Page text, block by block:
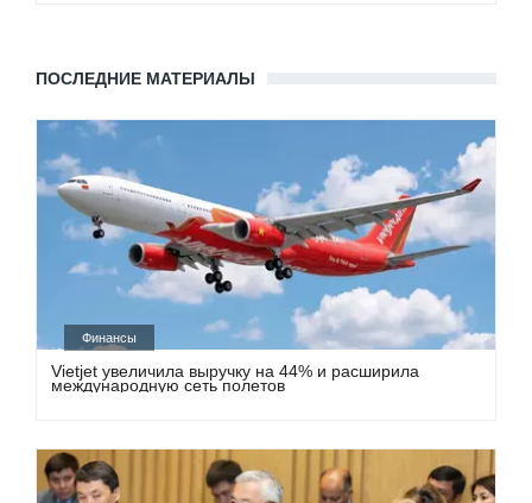
ПОСЛЕДНИЕ МАТЕРИАЛЫ
Финансы
Vietjet увеличила выручку на 44% и расширила
международную сеть полетов